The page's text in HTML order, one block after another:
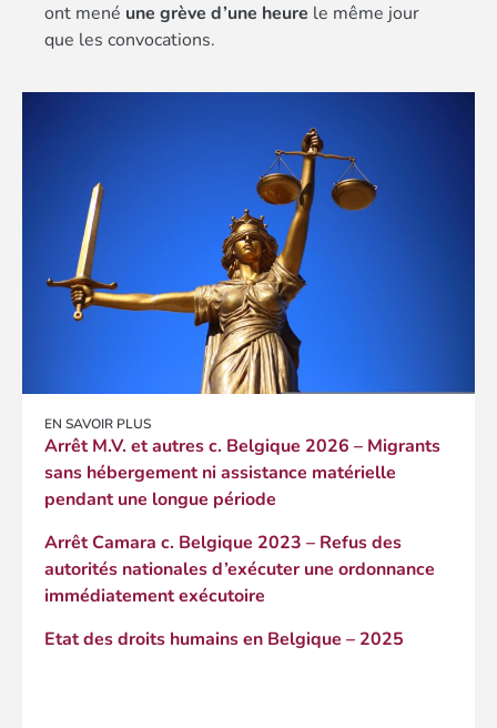
ont mené une grève d’une heure le même jour
que les convocations.
EN SAVOIR PLUS
Arrêt M.V. et autres c. Belgique 2026 – Migrants
sans hébergement ni assistance matérielle
pendant une longue période
Arrêt Camara c. Belgique 2023 – Refus des
autorités nationales d’exécuter une ordonnance
immédiatement exécutoire
Etat des droits humains en Belgique – 2025